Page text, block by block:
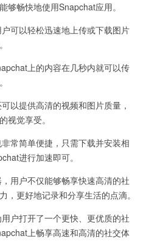
够畅快地使用Snapchat应用。
以轻松迅速地上传或下载图片
上的内容在几秒内就可以传
提供高清的视频和图片质量，
视觉享受。
简单便捷，只需下载并安装相
进行加速即可。
户不仅能够畅享快速高清的社
，更好地记录和分享生活的点滴。
打开了一个更快、更优质的社
上畅享高速和高清的社交体